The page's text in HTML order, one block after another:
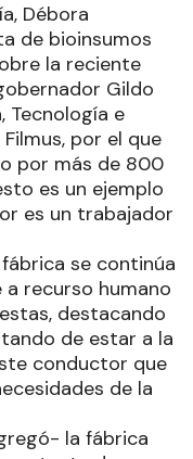
Débora
de bioinsumos
la reciente
Gildo
Tecnología e
por el que
por más de 800
es un ejemplo
es un trabajador
se continúa
recurso humano
destacando
de estar a la
conductor que
de la
la fábrica